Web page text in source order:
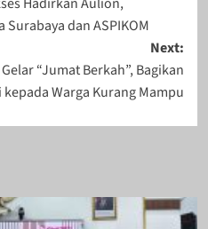
dan ASPIKOM
Next:
“Jumat Berkah”, Bagikan
kepada Warga Kurang Mampu